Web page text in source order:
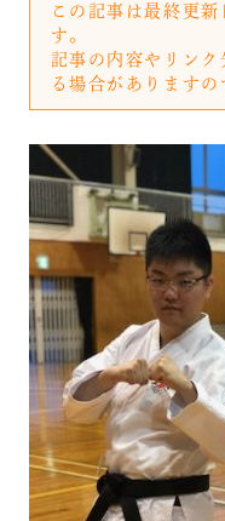
この記事は最終更
す。
記事の内容やリンク
る場合がありますの